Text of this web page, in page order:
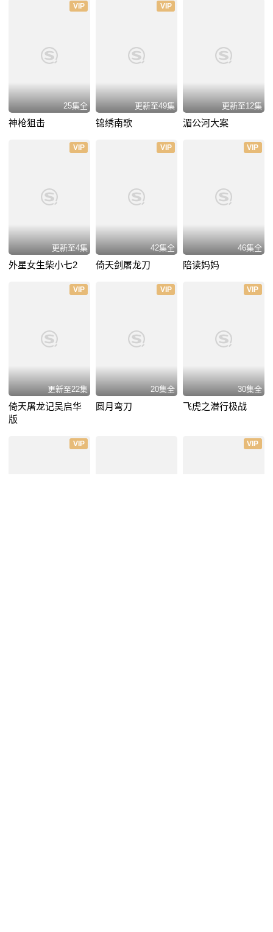
VIP
25集全
神枪狙击
VIP
更新至49集
锦绣南歌
更新至12集
湄公河大案
VIP
更新至4集
外星女生柴小七2
VIP
42集全
倚天剑屠龙刀
VIP
46集全
陪读妈妈
VIP
更新至22集
倚天屠龙记吴启华
版
VIP
20集全
圆月弯刀
VIP
30集全
飞虎之潜行极战
VIP VIP